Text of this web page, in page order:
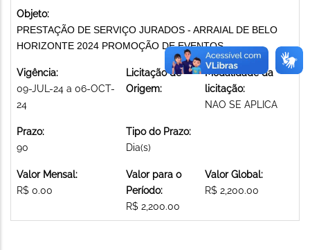
Objeto:
PRESTAÇÃO DE SERVIÇO JURADOS - ARRAIAL DE BELO
HORIZONTE 2024 PROMOÇÃO DE EVENTOS
Vigência:
09-JUL-24 a 06-OCT-
24
Licitação de
Origem:
Modalidade da
licitação:
NAO SE APLICA
Prazo:
90
Tipo do Prazo:
Dia(s)
Valor Mensal:
R$ 0.00
Valor para o
Período:
R$ 2,200.00
Valor Global:
R$ 2,200.00